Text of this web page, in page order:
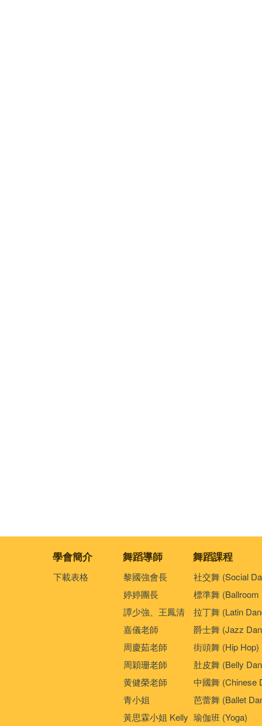
學會簡介 舞蹈導師 舞蹈課程
下載表格
黎國強會長
婷婷團長
譚少強、王鳳清
嘉儀老師
周慶茹老師
周穎珊老師
黄健榮老師
青小姐
黃思霖小姐 Kelly
社交舞 (Social
標準舞 (Ballroom
拉丁舞 (Latin
爵士舞 (Jazz
街頭舞 (Hip Hop)
肚皮舞 (Belly
中國舞 (Chinese
芭蕾舞 (Ballet
瑜伽班 (Yoga)